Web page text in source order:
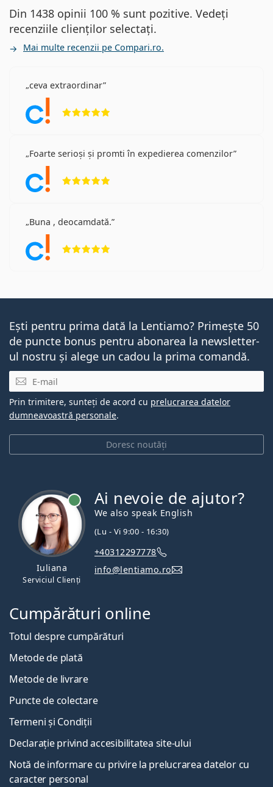
Clariti 1 day
DAILIES Total 1
Articole relevante de pe blogul
nostru
Cum să interpretați prescripția pentru lentilele de
contact
durează?
Lentile hidrogel vs. silicon hidrogel
Poți face duș cu lentilele de contact?
Filtrul UV din lentilele de contact contribuie la
periculoase. Totuși, lentilele nu acoperă întreaga
suprafață a ochiului sau zona din jurul acestuia, de
aceea combinația dintre lentilele de contact cu filtru
UV șiochelarii de soare
Cele mai bine vândute cu picături oftalmiceSolunate
Acesta este un dispozitiv medical. Citiți instrucțiunile
înainte de utilizare.
Din 1438 opinii 100 % sunt pozitive. Vedeți
recenziile clienților selectați.
Mai multe recenzii pe Compari.ro.
ceva extraordinar
Foarte serioși și promti în expedierea comenzilor
Buna , deocamdată.
Ești pentru prima dată la Lentiamo? Primește 50
de puncte bonus pentru abonarea la newsletter-
ul nostru și alege un cadou la prima comandă.
E-mail
Doresc noutăți
Prin trimitere, sunteți de acord cu prelucrarea datelor
dumneavoastră personale.
Iuliana
Serviciul Clienți
Ai nevoie de ajutor?
We also speak English
(Lu - Vi 9:00 - 16:30)
+40312297778
info@lentiamo.ro
Cumpărături online
Totul despre cumpărături
Metode de plată
Metode de livrare
Puncte de colectare
Termeni și Condiții
Declarație privind accesibilitatea site-ului
Notă de informare cu privire la prelucrarea datelor cu
caracter personal